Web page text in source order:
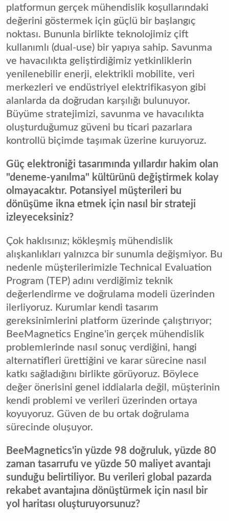
platformun gerçek mühendislik koşullarındaki
değerini göstermek için güçlü bir başlangıç
noktası. Bununla birlikte teknolojimiz çift
kullanımlı (dual-use) bir yapıya sahip. Savunma
ve havacılıkta geliştirdiğimiz yetkinliklerin
yenilenebilir enerji, elektrikli mobilite, veri
merkezleri ve endüstriyel elektrifikasyon gibi
alanlarda da doğrudan karşılığı bulunuyor.
Büyüme stratejimizi, savunma ve havacılıkta
oluşturduğumuz güveni bu ticari pazarlara
kontrollü biçimde taşımak üzerine kuruyoruz.
Güç elektroniği tasarımında yıllardır hakim olan
"deneme-yanılma" kültürünü değiştirmek kolay
olmayacaktır. Potansiyel müşterileri bu
dönüşüme ikna etmek için nasıl bir strateji
izleyeceksiniz?
Çok haklısınız; kökleşmiş mühendislik
alışkanlıkları yalnızca bir sunumla değişmiyor. Bu
nedenle müşterilerimizle Technical Evaluation
Program (TEP) adını verdiğimiz teknik
değerlendirme ve doğrulama modeli üzerinden
ilerliyoruz. Kurumlar kendi tasarım
gereksinimlerini platform üzerinde çalıştırıyor;
BeeMagnetics Engine'in gerçek mühendislik
problemlerinde nasıl sonuç verdiğini, hangi
alternatifleri ürettiğini ve karar sürecine nasıl
katkı sağladığını birlikte görüyoruz. Böylece
değer önerisini genel iddialarla değil, müşterinin
kendi problemi ve verileri üzerinden ortaya
koyuyoruz. Güven de bu ortak doğrulama
sürecinde oluşuyor.
BeeMagnetics'in yüzde 98 doğruluk, yüzde 80
zaman tasarrufu ve yüzde 50 maliyet avantajı
sunduğu belirtiliyor. Bu verileri global pazarda
rekabet avantajına dönüştürmek için nasıl bir
yol haritası oluşturuyorsunuz?